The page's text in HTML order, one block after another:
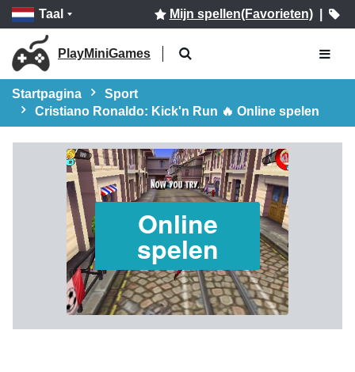
Taal Mijn spellen(Favorieten)|
PlayMiniGames
Startpagina
Sport
Cristiano Ronaldo: Kick'n Run 🔥 Online spelen
Online
spelen